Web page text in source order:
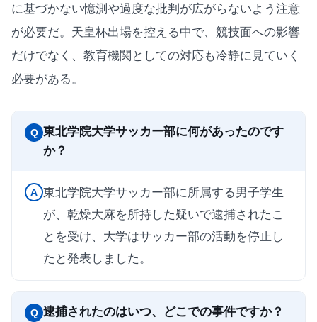
に基づかない憶測や過度な批判が広がらないよう注意
が必要だ。天皇杯出場を控える中で、競技面への影響
だけでなく、教育機関としての対応も冷静に見ていく
必要がある。
Q 東北学院大学サッカー部に何があったのです
か？
A 東北学院大学サッカー部に所属する男子学生
が、乾燥大麻を所持した疑いで逮捕されたこ
とを受け、大学はサッカー部の活動を停止し
たと発表しました。
Q 逮捕されたのはいつ、どこでの事件ですか？